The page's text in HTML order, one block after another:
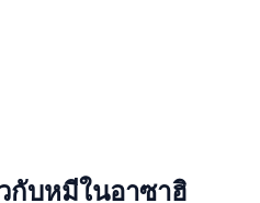
กับหมีในอาซาฮิ